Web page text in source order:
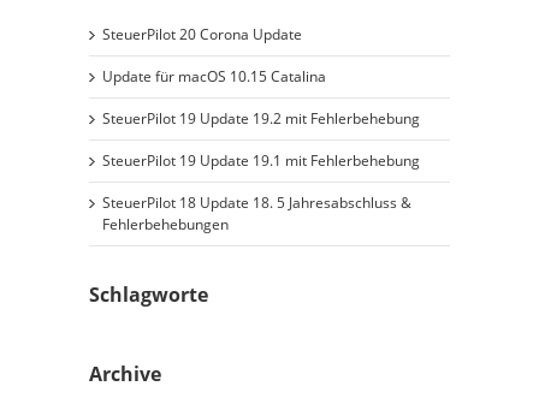
SteuerPilot 20 Corona Update
Update für macOS 10.15 Catalina
SteuerPilot 19 Update 19.2 mit Fehlerbehebung
SteuerPilot 19 Update 19.1 mit Fehlerbehebung
SteuerPilot 18 Update 18. 5 Jahresabschluss &
Fehlerbehebungen
Schlagworte
Archive